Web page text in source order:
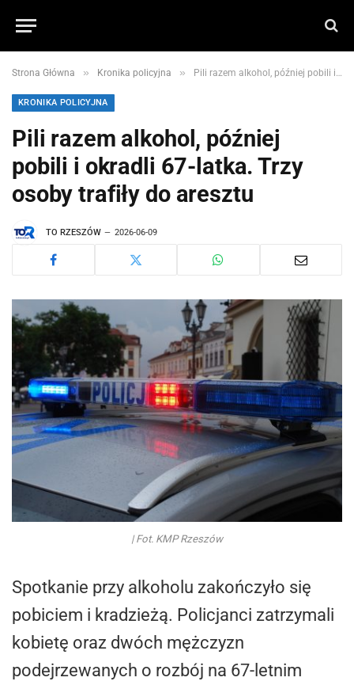
Strona Główna » Kronika policyjna » Pili razem alkohol, później pobili i okradli 67-latka. Trzy osoby trafiły do aresztu
KRONIKA POLICYJNA
Pili razem alkohol, później
pobili i okradli 67-latka. Trzy
osoby trafiły do aresztu
TO RZESZÓW 2026-06-09
| Fot. KMP Rzeszów
Spotkanie przy alkoholu zakończyło się
pobiciem i kradzieżą. Policjanci zatrzymali
kobietę oraz dwóch mężczyzn
podejrzewanych o rozbój na 67-letnim